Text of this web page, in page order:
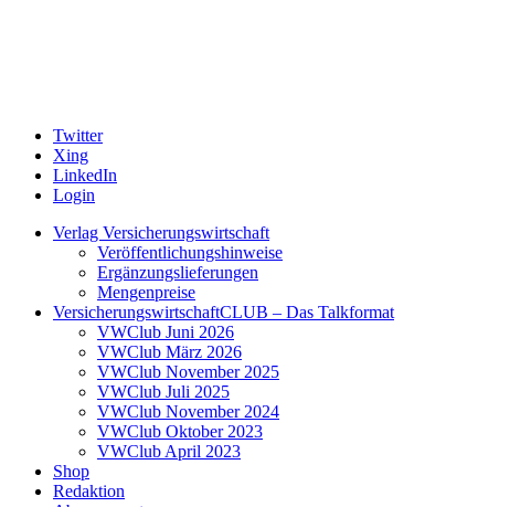
Twitter
Xing
LinkedIn
Login
Verlag Versicherungswirtschaft
Veröffentlichungshinweise
Ergänzungslieferungen
Mengenpreise
VersicherungswirtschaftCLUB – Das Talkformat
VWClub Juni 2026
VWClub März 2026
VWClub November 2025
VWClub Juli 2025
VWClub November 2024
VWClub Oktober 2023
VWClub April 2023
Shop
Redaktion